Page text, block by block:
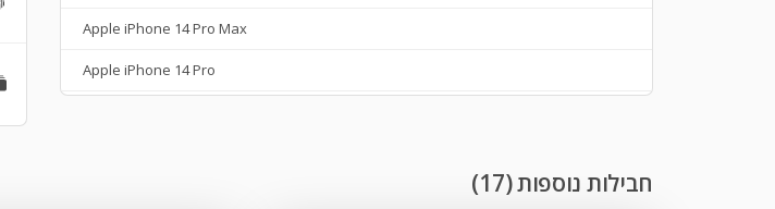
Apple iPhone 14 Pro Max
Apple iPhone 14 Pro
חבילות נוספות (17)